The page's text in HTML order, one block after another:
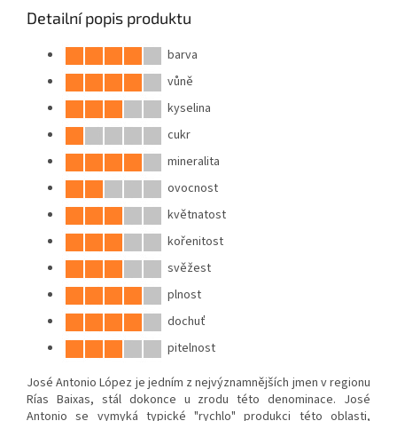
Detailní popis produktu
barva
vůně
kyselina
cukr
mineralita
ovocnost
květnatost
kořenitost
svěžest
plnost
dochuť
pitelnost
José Antonio López je jedním z nejvýznamnějších jmen v regionu
Rías Baixas, stál dokonce u zrodu této denominace. José
Antonio se vymyká typické "rychlo" produkci této oblasti,